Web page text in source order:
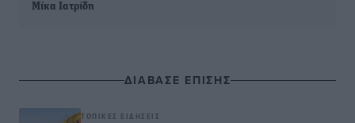
Μίκα Ιατρίδη
ΔΙΑΒΑΣΕ ΕΠΙΣΗΣ
ΤΟΠΙΚΈΣ ΕΙΔΉΣΕΙΣ